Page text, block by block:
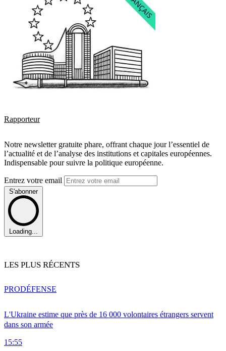
Rapporteur
Notre newsletter gratuite phare, offrant chaque jour l’essentiel de
l’actualité et de l’analyse des institutions et capitales européennes.
Indispensable pour suivre la politique européenne.
Entrez votre email
S'abonner
Loading...
LES PLUS RÉCENTS
L'Ukraine estime que près de 16 000 volontaires étrangers servent
dans son armée
15:55
PRODÉFENSE